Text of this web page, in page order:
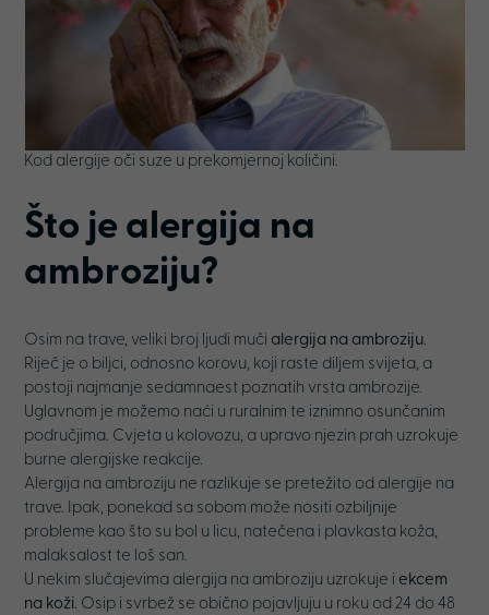
Kod alergije oči suze u prekomjernoj količini.
Što je alergija na
ambroziju?
Osim na trave, veliki broj ljudi muči alergija na ambroziju.
Riječ je o biljci, odnosno korovu, koji raste diljem svijeta, a
postoji najmanje sedamnaest poznatih vrsta ambrozije.
Uglavnom je možemo naći u ruralnim te iznimno osunčanim
područjima. Cvjeta u kolovozu, a upravo njezin prah uzrokuje
burne alergijske reakcije.
Alergija na ambroziju ne razlikuje se pretežito od alergije na
trave. Ipak, ponekad sa sobom može nositi ozbiljnije
probleme kao što su bol u licu, natečena i plavkasta koža,
malaksalost te loš san.
U nekim slučajevima alergija na ambroziju uzrokuje i ekcem
na koži. Osip i svrbež se obično pojavljuju u roku od 24 do 48